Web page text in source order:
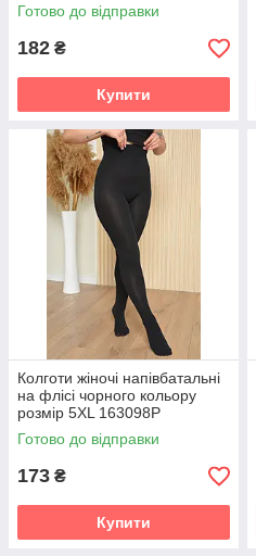
Готово до відправки
182 ₴
Купити
Колготи жіночі напівбатальні
на флісі чорного кольору
розмір 5XL 163098P
Готово до відправки
173 ₴
Купити